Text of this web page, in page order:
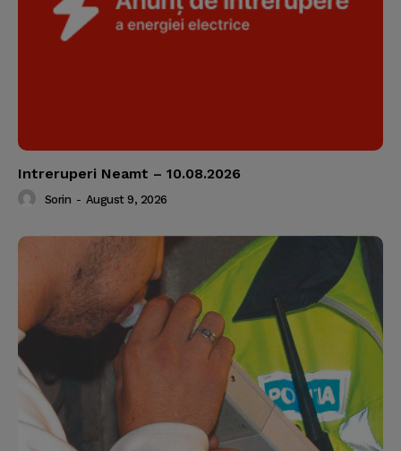
Intreruperi Neamt – 10.08.2026
Sorin - August 9, 2026